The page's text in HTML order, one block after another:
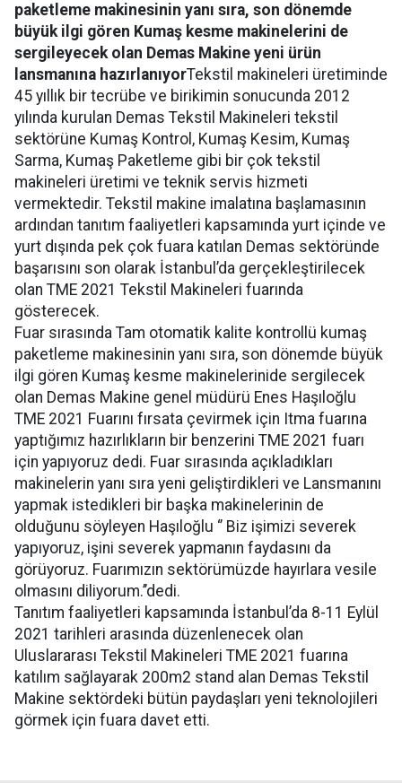
paketleme makinesinin yanı sıra, son dönemde
büyük ilgi gören Kumaş kesme makinelerini de
sergileyecek olan Demas Makine yeni ürün
lansmanına hazırlanıyorTekstil makineleri üretiminde
45 yıllık bir tecrübe ve birikimin sonucunda 2012
yılında kurulan Demas Tekstil Makineleri tekstil
sektörüne Kumaş Kontrol, Kumaş Kesim, Kumaş
Sarma, Kumaş Paketleme gibi bir çok tekstil
makineleri üretimi ve teknik servis hizmeti
vermektedir. Tekstil makine imalatına başlamasının
ardından tanıtım faaliyetleri kapsamında yurt içinde ve
yurt dışında pek çok fuara katılan Demas sektöründe
başarısını son olarak İstanbul’da gerçekleştirilecek
olan TME 2021 Tekstil Makineleri fuarında
gösterecek.
Fuar sırasında Tam otomatik kalite kontrollü kumaş
paketleme makinesinin yanı sıra, son dönemde büyük
ilgi gören Kumaş kesme makinelerinide sergilecek
olan Demas Makine genel müdürü Enes Haşıloğlu
TME 2021 Fuarını fırsata çevirmek için Itma fuarına
yaptığımız hazırlıkların bir benzerini TME 2021 fuarı
için yapıyoruz dedi. Fuar sırasında açıkladıkları
makinelerin yanı sıra yeni geliştirdikleri ve Lansmanını
yapmak istedikleri bir başka makinelerinin de
olduğunu söyleyen Haşıloğlu ‘’ Biz işimizi severek
yapıyoruz, işini severek yapmanın faydasını da
görüyoruz. Fuarımızın sektörümüzde hayırlara vesile
olmasını diliyorum.’’dedi.
Tanıtım faaliyetleri kapsamında İstanbul’da 8-11 Eylül
2021 tarihleri arasında düzenlenecek olan
Uluslararası Tekstil Makineleri TME 2021 fuarına
katılım sağlayarak 200m2 stand alan Demas Tekstil
Makine sektördeki bütün paydaşları yeni teknolojileri
görmek için fuara davet etti.